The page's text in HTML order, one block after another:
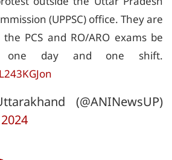
(UPPSC) office. They are
PCS and RO/ARO exams be
one day and one shift.
(@ANINewsUP)